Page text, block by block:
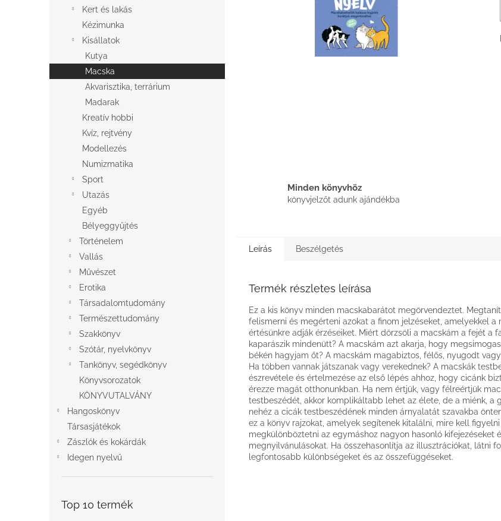
Kert és lakás
Kézimunka
Kisállatok
Kutya
Macska
Akvarisztika, terrárium
Madarak
Kreatív hobbi
Kvíz, rejtvény
Modellezés
Numizmatika
Sport
Utazás
Egyéb
Bélyeggyűjtés
Történelem
Vallás
Művészet
Erotika
Társadalomtudomány
Természettudomány
Szakkönyv
Szótár, nyelvkönyv
Tankönyv, segédkönyv
Könyvsorozatok
KÖNYVUTALVÁNY
Hangoskönyv
Társasjátékok
Zászlók és kokárdák
Idegen nyelvű
Top 10 termék
Minden könyvhöz
könyvjelzőt adunk ajándékba
Leírás Beszélgetés
Termék részletes leírása
Ez a kis könyv minden macskabarátot megörvendeztet.
felismerni és megérteni azokat a finom jelzéseket, amelyekkel a
értésünkre adják érzéseiket. Miért dörzsöli a macskám a fejét a
kaparászik mindenütt? A macskám azt akarja, hogy
békén hagyjam őt? A macskám magabiztos, félős, nyugodt
Ha többen vannak játszanak vagy verekednek? A macskák
észrevétele és értelmezése az első lépés ahhoz, hogy cicánk
érezze magát otthonunkban. Ha nem értjük, vagy félreértjük
testbeszédét, akkor komplikáltabb lehet az élete, de a miénk, a
nehéz a cicák testbeszédének minden árnyalatát szavakba
ez a könyv rajzokat, amelyek segítenek kitalálni, mire kell
megkülönböztetni az egymáshoz nagyon hasonló kifejezéseket
megnyilvánulásokat. Ha összehasonlítja az illusztrációkat, látni
legfontosabb különbségeket és az összefüggéseket.